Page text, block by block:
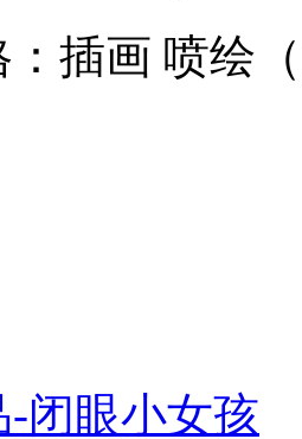
插画 喷绘
闭眼小女孩